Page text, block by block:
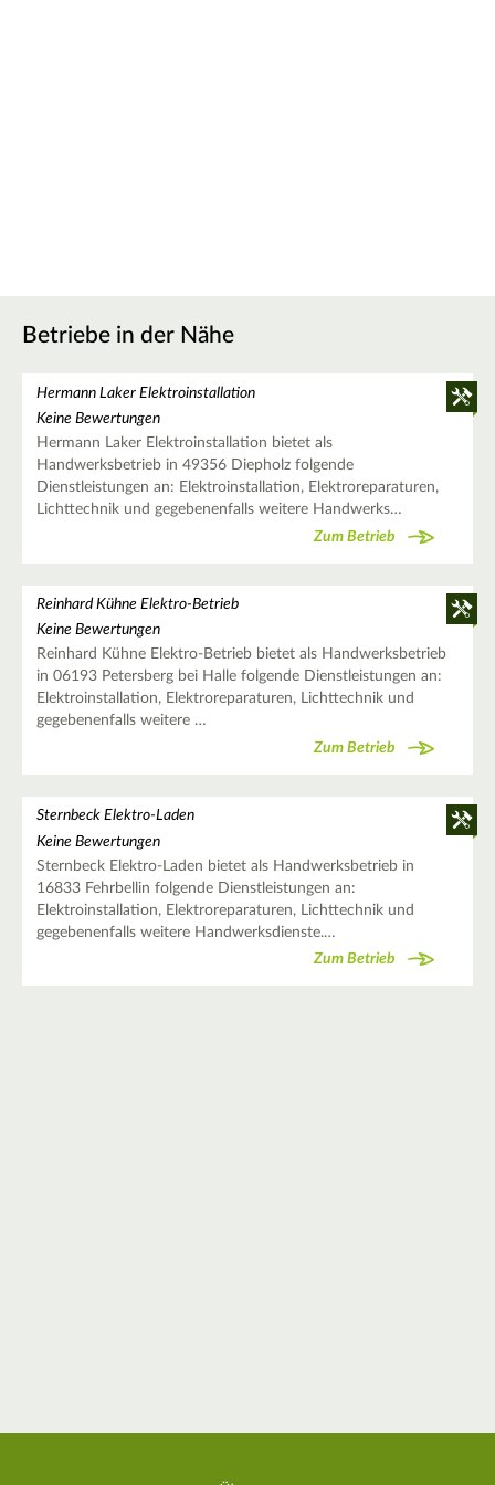
Betriebe in der Nähe
Hermann Laker Elektroinstallation
Keine Bewertungen
Hermann Laker Elektroinstallation bietet als
Handwerksbetrieb in 49356 Diepholz folgende
Dienstleistungen an: Elektroinstallation, Elektroreparaturen,
Lichttechnik und gegebenenfalls weitere Handwerks…
Zum Betrieb
Reinhard Kühne Elektro-Betrieb
Keine Bewertungen
Reinhard Kühne Elektro-Betrieb bietet als Handwerksbetrieb
in 06193 Petersberg bei Halle folgende Dienstleistungen an:
Elektroinstallation, Elektroreparaturen, Lichttechnik und
gegebenenfalls weitere …
Zum Betrieb
Sternbeck Elektro-Laden
Keine Bewertungen
Sternbeck Elektro-Laden bietet als Handwerksbetrieb in
16833 Fehrbellin folgende Dienstleistungen an:
Elektroinstallation, Elektroreparaturen, Lichttechnik und
gegebenenfalls weitere Handwerksdienste.…
Zum Betrieb